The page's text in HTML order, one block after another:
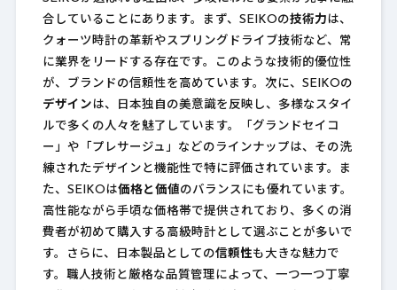
合していることにあります。まず、SEIKOの技術力は、
クォーツ時計の革新やスプリングドライブ技術など、常
に業界をリードする存在です。このような技術的優位性
が、ブランドの信頼性を高めています。次に、SEIKOの
デザインは、日本独自の美意識を反映し、多様なスタイ
ルで多くの人々を魅了しています。「グランドセイコ
ー」や「プレサージュ」などのラインナップは、その洗
練されたデザインと機能性で特に評価されています。ま
た、SEIKOは価格と価値のバランスにも優れています。
高性能ながら手頃な価格帯で提供されており、多くの消
費者が初めて購入する高級時計として選ぶことが多いで
す。さらに、日本製品としての信頼性も大きな魅力で
す。職人技術と厳格な品質管理によって、一つ一つ丁寧